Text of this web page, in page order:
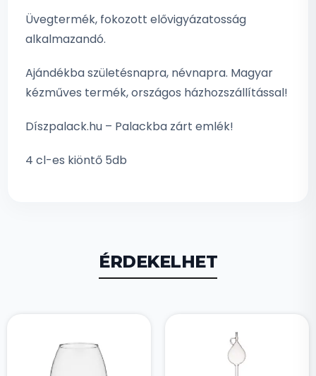
Üvegtermék, fokozott elővigyázatosság
alkalmazandó.
Ajándékba születésnapra, névnapra. Magyar
kézműves termék, országos házhozszállítással!
Díszpalack.hu – Palackba zárt emlék!
4 cl-es kiöntő 5db
ÉRDEKELHET